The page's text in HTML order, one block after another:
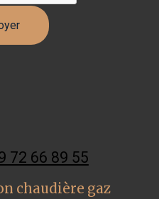
72 66 89 55
chaudière gaz